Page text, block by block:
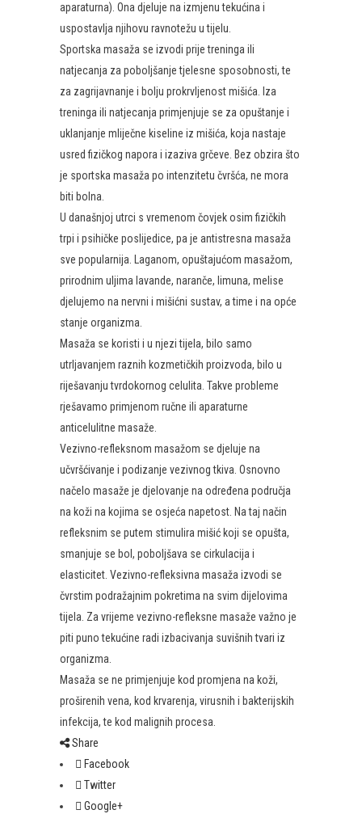
aparaturna). Ona djeluje na izmjenu tekućina i
uspostavlja njihovu ravnotežu u tijelu.
Sportska masaža se izvodi prije treninga ili
natjecanja za poboljšanje tjelesne sposobnosti, te
za zagrijavnanje i bolju prokrvljenost mišića. Iza
treninga ili natjecanja primjenjuje se za opuštanje i
uklanjanje mliječne kiseline iz mišića, koja nastaje
usred fizičkog napora i izaziva grčeve. Bez obzira što
je sportska masaža po intenzitetu čvršća, ne mora
biti bolna.
U današnjoj utrci s vremenom čovjek osim fizičkih
trpi i psihičke poslijedice, pa je antistresna masaža
sve popularnija. Laganom, opuštajućom masažom,
prirodnim uljima lavande, naranče, limuna, melise
djelujemo na nervni i mišićni sustav, a time i na opće
stanje organizma.
Masaža se koristi i u njezi tijela, bilo samo
utrljavanjem raznih kozmetičkih proizvoda, bilo u
riješavanju tvrdokornog celulita. Takve probleme
rješavamo primjenom ručne ili aparaturne
anticelulitne masaže.
Vezivno-refleksnom masažom se djeluje na
učvršćivanje i podizanje vezivnog tkiva. Osnovno
načelo masaže je djelovanje na određena područja
na koži na kojima se osjeća napetost. Na taj način
refleksnim se putem stimulira mišić koji se opušta,
smanjuje se bol, poboljšava se cirkulacija i
elasticitet. Vezivno-refleksivna masaža izvodi se
čvrstim podražajnim pokretima na svim dijelovima
tijela. Za vrijeme vezivno-refleksne masaže važno je
piti puno tekućine radi izbacivanja suvišnih tvari iz
organizma.
Masaža se ne primjenjuje kod promjena na koži,
proširenih vena, kod krvarenja, virusnih i bakterijskih
infekcija, te kod malignih procesa.
Share
Facebook
Twitter
Google+